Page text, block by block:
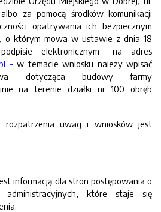
za pomocą środków komunikacji
opatrywania ich bezpiecznym
o którym mowa w ustawie z dnia 18
elektronicznym- na adres
- w temacie wniosku należy wpisać
dotycząca budowy farmy
na terenie działki nr 100 obręb
rozpatrzenia uwag i wniosków jest
informacją dla stron postępowania o
administracyjnych, które staje się